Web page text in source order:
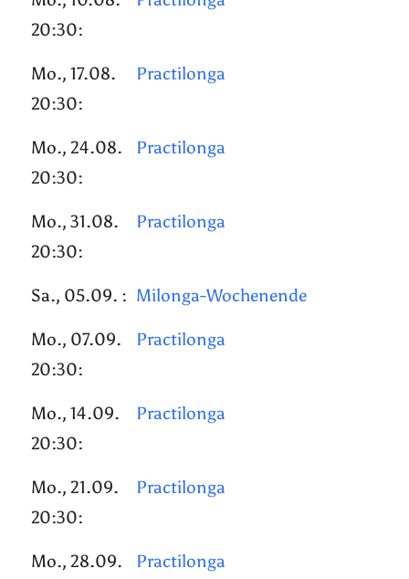
20:30:
Mo., 17.08.
20:30:
Practilonga
Mo., 24.08.
20:30:
Practilonga
Mo., 31.08.
20:30:
Practilonga
Sa., 05.09. : Milonga-Wochenende
Mo., 07.09.
20:30:
Practilonga
Mo., 14.09.
20:30:
Practilonga
Mo., 21.09.
20:30:
Practilonga
Mo., 28.09.
Practilonga